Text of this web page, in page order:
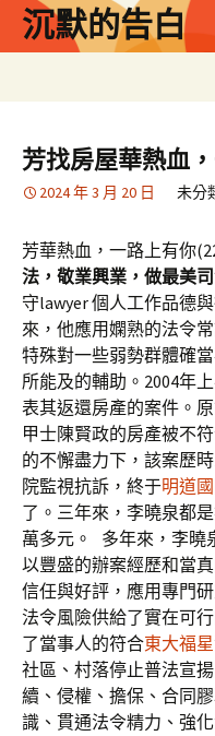
沉默的告白
芳找房屋華熱血
2024 年 3 月 20 日 未分
芳華熱血，一路上有你
法，敬業興業，做最美
守lawyer 個人工作品德
來，他應用嫻熟的法令
特殊對一些弱勢群體確當
所能及的輔助。2004年
表其返還房產的案件。
甲士陳賢政的房產被不
的不懈盡力下，該案歷
院監視抗訴，終于明道
了。三年來，李曉泉都
萬多元。
多年來，李曉
以豐盛的辦案經歷和當
信任與好評，應用專門
法令風險供給了實在可
了當事人的符合東大福星
社區、村落停止普法宣
續、侵權、擔保、合同
識、貫通法令精力、強